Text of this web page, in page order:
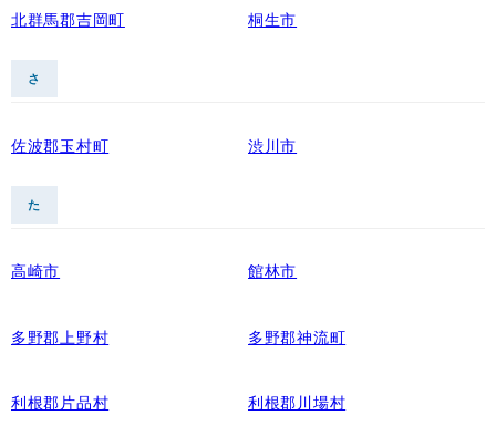
北群馬郡吉岡町 桐生市
さ
佐波郡玉村町 渋川市
た
高崎市 館林市
多野郡上野村 多野郡神流町
利根郡片品村 利根郡川場村